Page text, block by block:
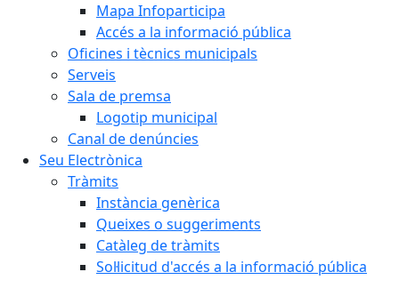
Mapa Infoparticipa
Accés a la informació pública
Oficines i tècnics municipals
Serveis
Sala de premsa
Logotip municipal
Canal de denúncies
Seu Electrònica
Tràmits
Instància genèrica
Queixes o suggeriments
Catàleg de tràmits
Sol·licitud d'accés a la informació pública